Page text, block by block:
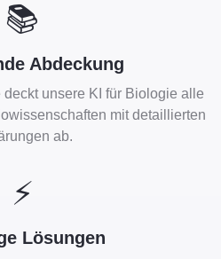
📚
Abdeckung
unsere KI für Biologie alle
mit detaillierten
ab.
⚡
Lösungen